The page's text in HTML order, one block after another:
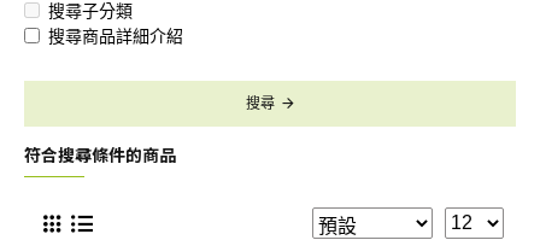
搜尋子分類
搜尋商品詳細介紹
搜尋
符合搜尋條件的商品